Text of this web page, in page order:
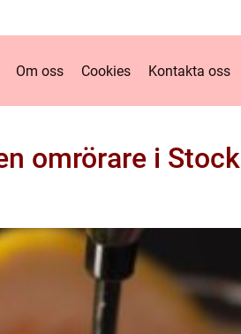
Om oss Cookies Kontakta oss
omrörare i